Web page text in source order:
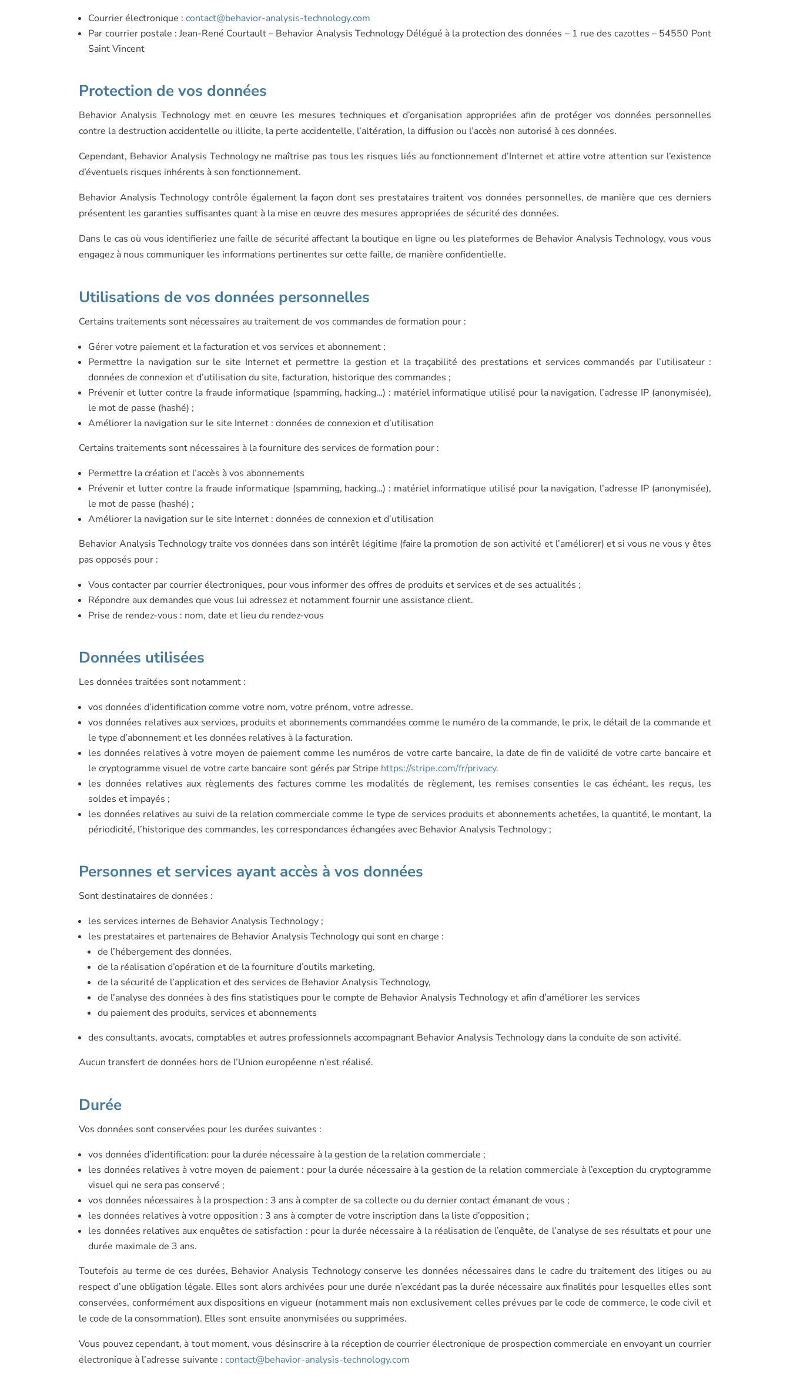
Courrier électronique :contact@behavior-analysis-technology.com
Par courrier postale : Jean-René Courtault – Behavior Analysis Technology Délégué à la protection des données – 1 rue des cazottes – 54550 Pont
Saint Vincent
Protection de vos données
Behavior Analysis Technology met en œuvre les mesures techniques et d’organisation appropriées afin de protéger vos données personnelles
contre la destruction accidentelle ou illicite, la perte accidentelle, l’altération, la diffusion ou l’accès non autorisé à ces données.
Cependant, Behavior Analysis Technology ne maîtrise pas tous les risques liés au fonctionnement d’Internet et attire votre attention sur l’existence
d’éventuels risques inhérents à son fonctionnement.
Behavior Analysis Technology contrôle également la façon dont ses prestataires traitent vos données personnelles, de manière que ces derniers
présentent les garanties suffisantes quant à la mise en œuvre des mesures appropriées de sécurité des données.
Dans le cas où vous identifieriez une faille de sécurité affectant la boutique en ligne ou les plateformes de Behavior Analysis Technology, vous vous
engagez à nous communiquer les informations pertinentes sur cette faille, de manière confidentielle.
Utilisations de vos données personnelles
Certains traitements sont nécessaires au traitement de vos commandes de formation pour :
Gérer votre paiement et la facturation et vos services et abonnement ;
Permettre la navigation sur le site Internet et permettre la gestion et la traçabilité des prestations et services commandés par l’utilisateur :
données de connexion et d’utilisation du site, facturation, historique des commandes ;
Prévenir et lutter contre la fraude informatique (spamming, hacking…) : matériel informatique utilisé pour la navigation, l’adresse IP (anonymisée),
le mot de passe (hashé) ;
Améliorer la navigation sur le site Internet : données de connexion et d’utilisation
Certains traitements sont nécessaires à la fourniture des services de formation pour :
Permettre la création et l’accès à vos abonnements
Prévenir et lutter contre la fraude informatique (spamming, hacking…) : matériel informatique utilisé pour la navigation, l’adresse IP (anonymisée),
le mot de passe (hashé) ;
Améliorer la navigation sur le site Internet : données de connexion et d’utilisation
Behavior Analysis Technology traite vos données dans son intérêt légitime (faire la promotion de son activité et l’améliorer) et si vous ne vous y êtes
pas opposés pour :
Vous contacter par courrier électroniques, pour vous informer des offres de produits et services et de ses actualités ;
Répondre aux demandes que vous lui adressez et notamment fournir une assistance client.
Prise de rendez-vous : nom, date et lieu du rendez-vous
Données utilisées
Les données traitées sont notamment :
vos données d’identification comme votre nom, votre prénom, votre adresse.
vos données relatives aux services, produits et abonnements commandées comme le numéro de la commande, le prix, le détail de la commande et
le type d’abonnement et les données relatives à la facturation.
les données relatives à votre moyen de paiement comme les numéros de votre carte bancaire, la date de fin de validité de votre carte bancaire et
le cryptogramme visuel de votre carte bancaire sont gérés par Stripe https://stripe.com/fr/privacy.
les données relatives aux règlements des factures comme les modalités de règlement, les remises consenties le cas échéant, les reçus, les
soldes et impayés ;
les données relatives au suivi de la relation commerciale comme le type de services produits et abonnements achetées, la quantité, le montant, la
périodicité, l’historique des commandes, les correspondances échangées avec Behavior Analysis Technology ;
Personnes et services ayant accès à vos données
Sont destinataires de données :
les services internes de Behavior Analysis Technology ;
les prestataires et partenaires de Behavior Analysis Technology qui sont en charge :
de l’hébergement des données,
de la réalisation d’opération et de la fourniture d’outils marketing,
de la sécurité de l’application et des services de Behavior Analysis Technology,
de l’analyse des données à des fins statistiques pour le compte de Behavior Analysis Technology et afin d’améliorer les services
du paiement des produits, services et abonnements
des consultants, avocats, comptables et autres professionnels accompagnant Behavior Analysis Technology dans la conduite de son activité.
Aucun transfert de données hors de l’Union européenne n’est réalisé.
Durée
Vos données sont conservées pour les durées suivantes :
vos données d’identification: pour la durée nécessaire à la gestion de la relation commerciale ;
les données relatives à votre moyen de paiement : pour la durée nécessaire à la gestion de la relation commerciale à l’exception du cryptogramme
visuel qui ne sera pas conservé ;
vos données nécessaires à la prospection : 3 ans à compter de sa collecte ou du dernier contact émanant de vous ;
les données relatives à votre opposition : 3 ans à compter de votre inscription dans la liste d’opposition ;
les données relatives aux enquêtes de satisfaction : pour la durée nécessaire à la réalisation de l’enquête, de l’analyse de ses résultats et pour une
durée maximale de 3 ans.
Toutefois au terme de ces durées, Behavior Analysis Technology conserve les données nécessaires dans le cadre du traitement des litiges ou au
respect d’une obligation légale. Elles sont alors archivées pour une durée n’excédant pas la durée nécessaire aux finalités pour lesquelles elles sont
conservées, conformément aux dispositions en vigueur (notamment mais non exclusivement celles prévues par le code de commerce, le code civil et
le code de la consommation). Elles sont ensuite anonymisées ou supprimées.
Vous pouvez cependant, à tout moment, vous désinscrire à la réception de courrier électronique de prospection commerciale en envoyant un courrier
électronique à l’adresse suivante :contact@behavior-analysis-technology.com